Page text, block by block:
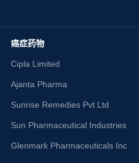
癌症药物
Cipla Limited
Ajanta Pharma
Sunrise Remedies Pvt Ltd
Sun Pharmaceutical Industries
Glenmark Pharmaceuticals Inc